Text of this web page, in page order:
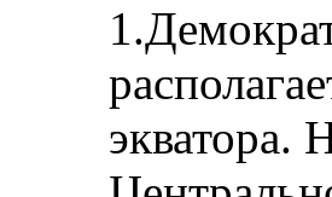
экватора.